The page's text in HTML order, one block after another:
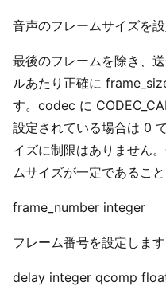
音声のフレームサイズを設
最後のフレームを除き、
ルあたり正確に
す。codec に
設定されている場合は 0
イズに制限はありません
ムサイズが一定であるこ
frame_number integer
フレーム番号を設定します
delay integer qcomp